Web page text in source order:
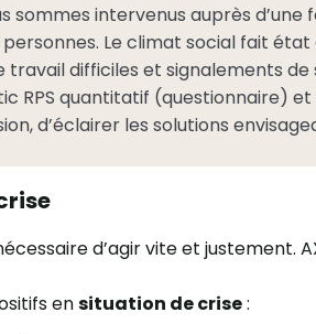
sommes intervenus auprès
personnes. Le climat social fait
travail difficiles et signalements
RPS quantitatif (questionnaire)
d’éclairer les solutions
d’agir vite et
ensituation de crise: